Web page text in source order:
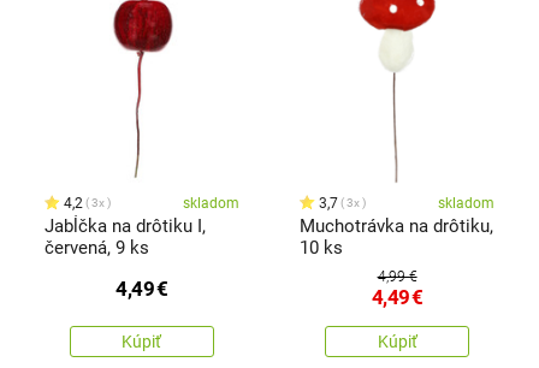
4,2 3x skladom
Jabĺčka na drôtiku I,
červená, 9 ks
4,49€
Kúpiť
3,7 3x skladom
Muchotrávka na drôtiku,
10 ks
4,99 €
4,49€
Kúpiť